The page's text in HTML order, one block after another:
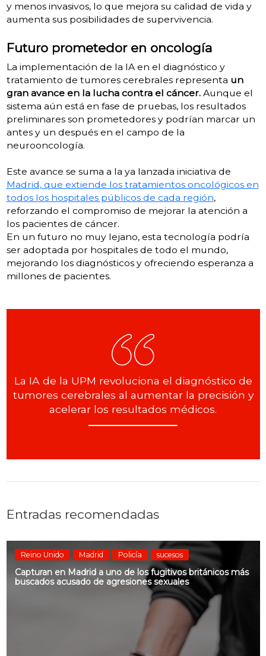
y menos invasivos, lo que mejora su calidad de vida y
aumenta sus posibilidades de supervivencia.
Futuro prometedor en oncología
La implementación de la IA en el diagnóstico y
tratamiento de tumores cerebrales representa un
gran avance en la lucha contra el cáncer.Aunque el
sistema aún está en fase de pruebas, los resultados
preliminares son prometedores y podrían marcar un
antes y un después en el campo de la
neurooncología.
Este avance se suma a la ya lanzada iniciativa de
Madrid, que extiende los tratamientos oncológicos en
todos los hospitales públicos de cada región,
reforzando el compromiso de mejorar la atención a
los pacientes de cáncer.
En un futuro no muy lejano, esta tecnología podría
ser adoptada por hospitales de todo el mundo,
mejorando los diagnósticos y ofreciendo esperanza a
millones de pacientes.
La IA de la UPM revoluciona el diagnóstico de
tumores cerebrales al aumentar la precisión y
acelerar los resultados médicos.
Entradas recomendadas
Reino Unido Madrid Policía sucesos
Capturan en Madrid a uno de los fugitivos británicos más
buscados acusado de agresiones sexuales